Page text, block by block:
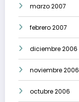
marzo 2007
febrero 2007
diciembre 2006
noviembre 2006
octubre 2006